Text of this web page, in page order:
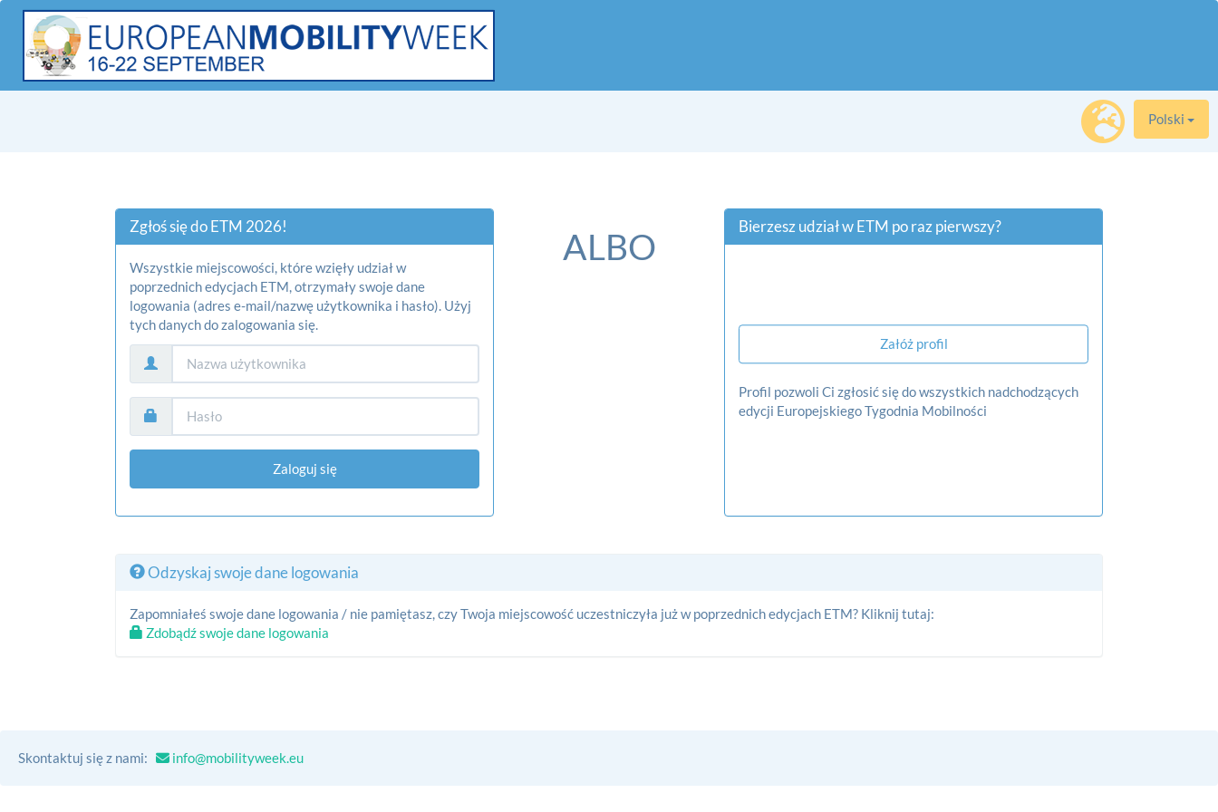
Polski
Zgłoś się do ETM 2026!
Wszystkie miejscowości, które wzięły udział w
poprzednich edycjach ETM, otrzymały swoje dane
logowania (adres e-mail/nazwę użytkownika i hasło). Użyj
tych danych do zalogowania się.
Zaloguj się
ALBO Bierzesz udział w ETM po raz pierwszy?
Załóż profil
Profil pozwoli Ci zgłosić się do wszystkich nadchodzących
edycji Europejskiego Tygodnia Mobilności
Odzyskaj swoje dane logowania
Zapomniałeś swoje dane logowania / nie pamiętasz, czy Twoja miejscowość uczestniczyła już w poprzednich edycjach ETM? Kliknij tutaj:
Zdobądź swoje dane logowania
Skontaktuj się z nami: info@mobilityweek.eu